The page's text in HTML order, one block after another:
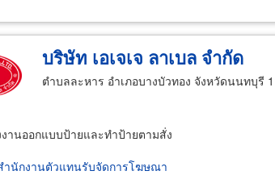
บริษัท เอเจเจ ลาเบล จำกัด
ตำบลละหาร อำเภอบางบัวทอง จังหวัดนนทบุรี
านออกแบบป้ายและทำป้ายตามสั่ง
ำนักงานตัวแทนรับจัดการโฆษณา